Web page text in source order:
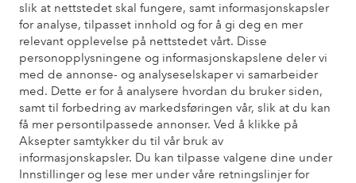
slik at nettstedet skal fungere, samt informasjonskapsler
for analyse, tilpasset innhold og for å gi deg en mer
relevant opplevelse på nettstedet vårt. Disse
personopplysningene og informasjonskapslene deler vi
med de annonse- og analyseselskaper vi samarbeider
med. Dette er for å analysere hvordan du bruker siden,
samt til forbedring av markedsføringen vår, slik at du kan
få mer persontilpassede annonser. Ved å klikke på
Aksepter samtykker du til vår bruk av
informasjonskapsler. Du kan tilpasse valgene dine under
Innstillinger og lese mer under våre retningslinjer for
Trenger du hjelp?
Du finner svar på de vanligste spørsmålene i vår FAQ. Du finner
også informasjon om hvordan du kan kontakte oss.
Kundeservice Bestilling Betalingsmåte
Mine sider